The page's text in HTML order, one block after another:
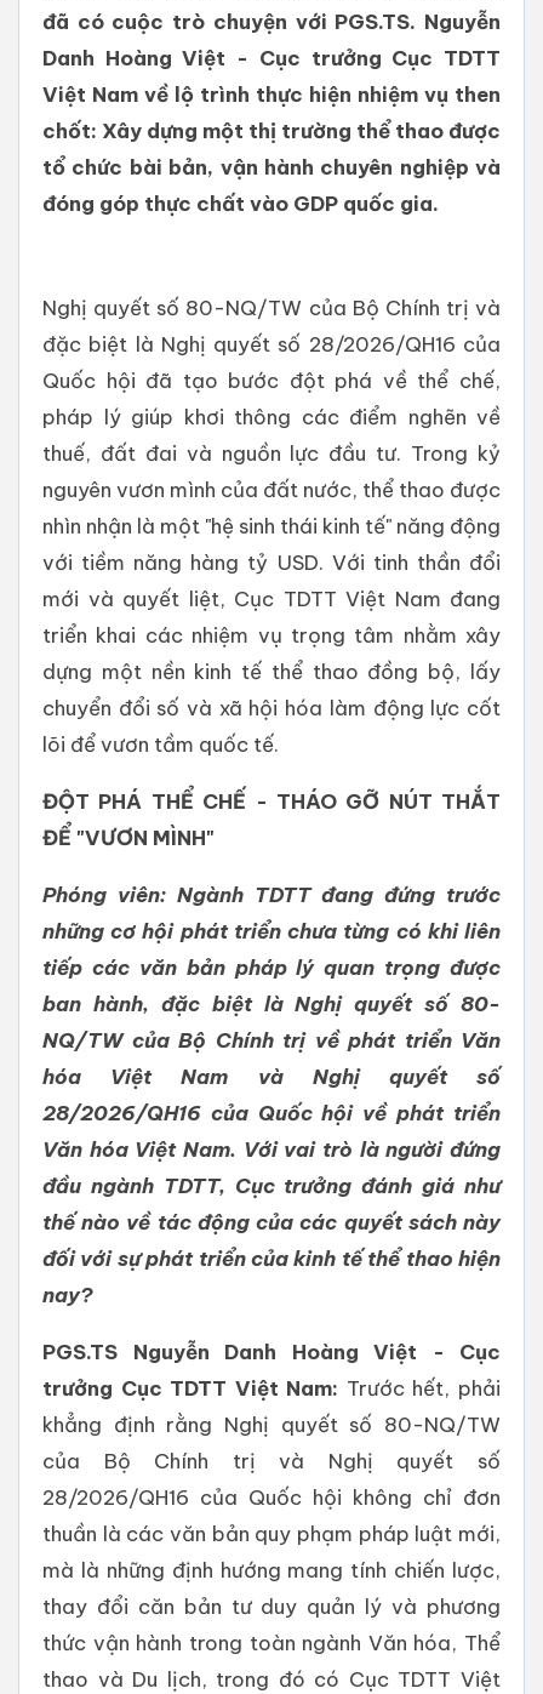
đã có cuộc trò chuyện với PGS.TS. Nguyễn
Danh Hoàng Việt - Cục trưởng Cục TDTT
Việt Nam về lộ trình thực hiện nhiệm vụ then
chốt: Xây dựng một thị trường thể thao được
tổ chức bài bản, vận hành chuyên nghiệp và
đóng góp thực chất vào GDP quốc gia.
Nghị quyết số 80-NQ/TW của Bộ Chính trị và
đặc biệt là Nghị quyết số 28/2026/QH16 của
Quốc hội đã tạo bước đột phá về thể chế,
pháp lý giúp khơi thông các điểm nghẽn về
thuế, đất đai và nguồn lực đầu tư. Trong kỷ
nguyên vươn mình của đất nước, thể thao được
nhìn nhận là một "hệ sinh thái kinh tế" năng động
với tiềm năng hàng tỷ USD. Với tinh thần đổi
mới và quyết liệt, Cục TDTT Việt Nam đang
triển khai các nhiệm vụ trọng tâm nhằm xây
dựng một nền kinh tế thể thao đồng bộ, lấy
chuyển đổi số và xã hội hóa làm động lực cốt
lõi để vươn tầm quốc tế.
ĐỘT PHÁ THỂ CHẾ - THÁO GỠ NÚT THẮT
ĐỂ "VƯƠN MÌNH"
Phóng viên: Ngành TDTT đang đứng trước
những cơ hội phát triển chưa từng có khi liên
tiếp các văn bản pháp lý quan trọng được
ban hành, đặc biệt là Nghị quyết số 80-
NQ/TW của Bộ Chính trị về phát triển Văn
hóa Việt Nam và Nghị quyết số
28/2026/QH16 của Quốc hội về phát triển
Văn hóa Việt Nam. Với vai trò là người đứng
đầu ngành TDTT, Cục trưởng đánh giá như
thế nào về tác động của các quyết sách này
đối với sự phát triển của kinh tế thể thao hiện
nay?
PGS.TS Nguyễn Danh Hoàng Việt - Cục
trưởng Cục TDTT Việt Nam: Trước hết, phải
khẳng định rằng Nghị quyết số 80-NQ/TW
của Bộ Chính trị và Nghị quyết số
28/2026/QH16 của Quốc hội không chỉ đơn
thuần là các văn bản quy phạm pháp luật mới,
mà là những định hướng mang tính chiến lược,
thay đổi căn bản tư duy quản lý và phương
thức vận hành trong toàn ngành Văn hóa, Thể
thao và Du lịch, trong đó có Cục TDTT Việt